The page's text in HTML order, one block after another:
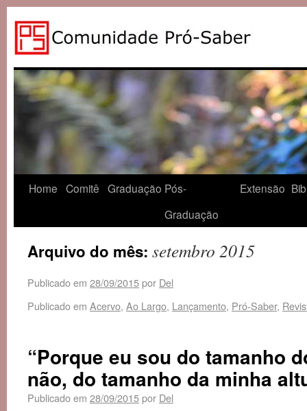
Home Comitê Graduação Pós-
Graduação
Extensão
Arquivo do mês: setembro 2015
Publicado em 28/09/2015por Del
Publicado em Acervo, Ao Largo, Lançamento, Pró-Saber,
“Porque eu sou do tamanho
não, do tamanho da minha
Publicado em 28/09/2015por Del